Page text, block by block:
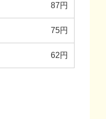
87円
75円
62円